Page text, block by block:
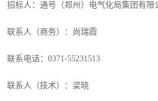
招标人：通号（郑州）电气化局集团有限
联系人（商务）：尚瑞霞
联系电话： 0371-55231513
联系人（技术）： 梁晓